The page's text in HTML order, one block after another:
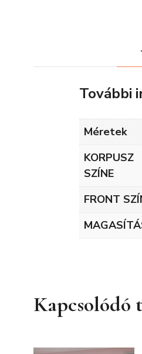
További
Méretek
KORPUSZ
SZÍNE
FRONT
Kapcsolódó